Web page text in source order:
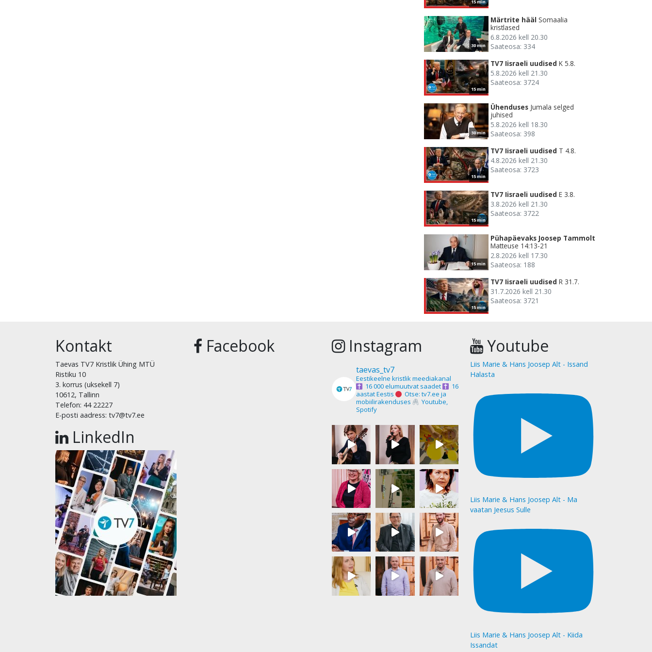
15 min
30 min
Märtrite hääl Somaalia
kristlased
6.8.2026 kell 20.30
Saateosa: 334
15 min
TV7 Iisraeli uudised K 5.8.
5.8.2026 kell 21.30
Saateosa: 3724
30 min
Ühenduses Jumala selged
juhised
5.8.2026 kell 18.30
Saateosa: 398
15 min
TV7 Iisraeli uudised T 4.8.
4.8.2026 kell 21.30
Saateosa: 3723
15 min
TV7 Iisraeli uudised E 3.8.
3.8.2026 kell 21.30
Saateosa: 3722
15 min
Pühapäevaks Joosep Tammolt
Matteuse 14:13-21
2.8.2026 kell 17.30
Saateosa: 188
15 min
TV7 Iisraeli uudised R 31.7.
31.7.2026 kell 21.30
Saateosa: 3721
Kontakt
Taevas TV7 Kristlik Ühing MTÜ
Ristiku 10
3. korrus (uksekell 7)
10612, Tallinn
Telefon: 44 22227
E-posti aadress: tv7@tv7.ee
LinkedIn
Facebook Instagram
taevas_tv7
Eestikeelne kristlik meediakanal
16 000 elumuutvat saadet
16
aastat Eestis
Otse: tv7.ee ja
mobiilirakenduses
Youtube,
Spotify
Youtube
Liis Marie & Hans Joosep Alt - Issand
Halasta
Liis Marie & Hans Joosep Alt - Ma
vaatan Jeesus Sulle
Liis Marie & Hans Joosep Alt - Kiida
Issandat